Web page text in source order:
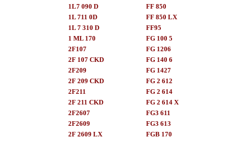
1L7 090 D
1L 711 0D
1L 7 310 D
1 ML 170
2F107
2F 107 CKD
2F209
2F 209 CKD
2F211
2F 211 CKD
2F2607
2F2609
2F 2609 LX
FF 850
FF 850 LX
FF95
FG 100 5
FG 1206
FG 140 6
FG 1427
FG 2 612
FG 2 614
FG 2 614 X
FG3 611
FG3 613
FGB 170